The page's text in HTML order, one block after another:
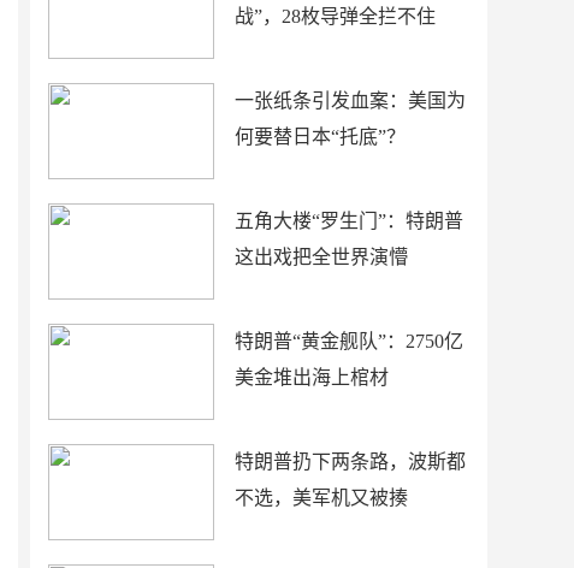
战”，28枚导弹全拦不住
一张纸条引发血案：美国为
何要替日本“托底”？
五角大楼“罗生门”：特朗普
这出戏把全世界演懵
特朗普“黄金舰队”：2750亿
美金堆出海上棺材
特朗普扔下两条路，波斯都
不选，美军机又被揍